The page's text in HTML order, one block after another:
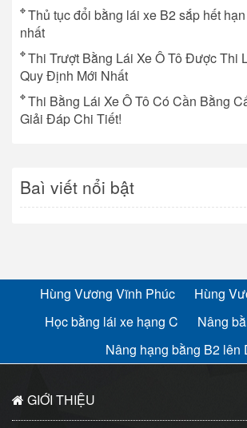
Thủ tục đổi bằng lái xe B2 sắp hết
nhất
Thi Trượt Bằng Lái Xe Ô Tô Được Thi
Quy Định Mới Nhất
Thi Bằng Lái Xe Ô Tô Có Cần Bằng
Giải Đáp Chi Tiết!
Baì viết nổi bật
Hùng Vương Vĩnh Phúc
Hùng
Học bằng lái xe hạng C
Nâng
Nâng hạng bằng B2 lên
GIỚI THIỆU